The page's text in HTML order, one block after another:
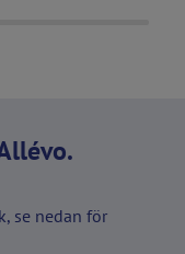
se nedan för